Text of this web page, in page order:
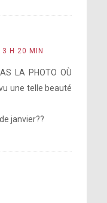
H 20 MIN
LA PHOTO OÙ
vu une telle beauté
janvier??